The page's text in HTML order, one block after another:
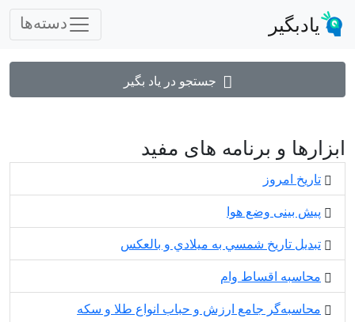
یادبگیر دسته‌ها
جستجو در یاد بگیر
ابزارها و برنامه های مفید
تاریخ امروز
پیش بینی وضع هوا
تبديل تاريخ شمسي به ميلادي و بالعكس
محاسبه اقساط وام
محاسبه‌گر جامع ارزش و حباب انواع طلا و سکه